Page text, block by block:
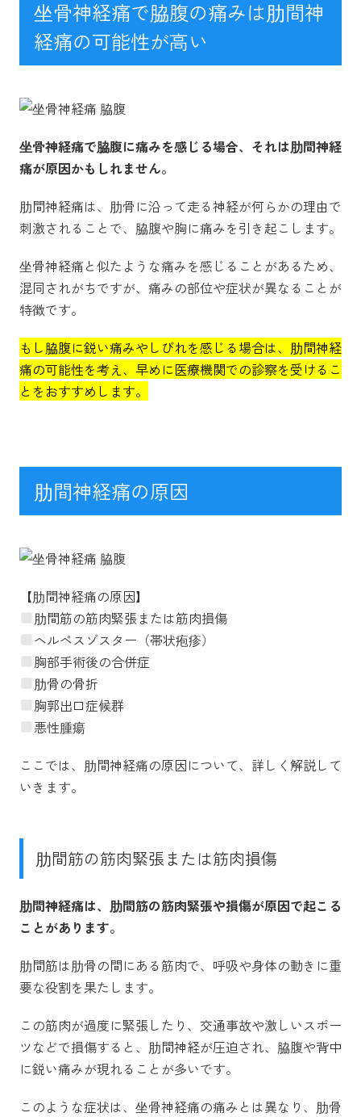
坐骨神経痛で脇腹の痛みは肋間神
経痛の可能性が高い
坐骨神経痛で脇腹に痛みを感じる場合、それは肋間神経
痛が原因かもしれません。
肋間神経痛は、肋骨に沿って走る神経が何らかの理由で
刺激されることで、脇腹や胸に痛みを引き起こします。
坐骨神経痛と似たような痛みを感じることがあるため、
混同されがちですが、痛みの部位や症状が異なることが
特徴です。
もし脇腹に鋭い痛みやしびれを感じる場合は、肋間神経
痛の可能性を考え、早めに医療機関での診察を受けるこ
とをおすすめします。
肋間神経痛の原因
【肋間神経痛の原因】
肋間筋の筋肉緊張または筋肉損傷
ヘルペスゾスター（帯状疱疹）
胸部手術後の合併症
肋骨の骨折
胸郭出口症候群
悪性腫瘍
ここでは、肋間神経痛の原因について、詳しく解説して
いきます。
肋間筋の筋肉緊張または筋肉損傷
肋間神経痛は、肋間筋の筋肉緊張や損傷が原因で起こる
ことがあります。
肋間筋は肋骨の間にある筋肉で、呼吸や身体の動きに重
要な役割を果たします。
この筋肉が過度に緊張したり、交通事故や激しいスポー
ツなどで損傷すると、肋間神経が圧迫され、脇腹や背中
に鋭い痛みが現れることが多いです。
このような症状は、坐骨神経痛の痛みとは異なり、肋骨